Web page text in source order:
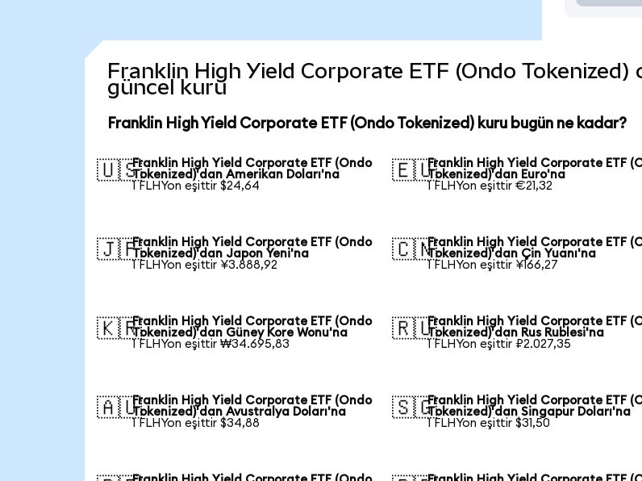
Franklin High Yield Corporate ETF (Ondo
güncel kuru
Franklin High Yield Corporate ETF (Ondo Tokenized) kuru bugün ne kadar?
🇺🇸Franklin High Yield Corporate ETF (Ondo
Tokenized)'dan Amerikan Doları'na
1 FLHYon eşittir $24,64
🇪🇺Franklin High Yield Corporate ETF
Tokenized)'dan Euro'na
1 FLHYon eşittir €21,32
🇯🇵Franklin High Yield Corporate ETF (Ondo
Tokenized)'dan Japon Yeni'na
1 FLHYon eşittir ¥3.888,92
🇨🇳Franklin High Yield Corporate ETF
Tokenized)'dan Çin Yuanı'na
1 FLHYon eşittir ¥166,27
🇰🇷Franklin High Yield Corporate ETF (Ondo
Tokenized)'dan Güney Kore Wonu'na
1 FLHYon eşittir ₩34.695,83
🇷🇺Franklin High Yield Corporate ETF
Tokenized)'dan Rus Rublesi'na
1 FLHYon eşittir ₽2.027,35
🇦🇺Franklin High Yield Corporate ETF (Ondo
Tokenized)'dan Avustralya Doları'na
1 FLHYon eşittir $34,88
🇸🇬Franklin High Yield Corporate ETF
Tokenized)'dan Singapur Doları'na
1 FLHYon eşittir $31,50